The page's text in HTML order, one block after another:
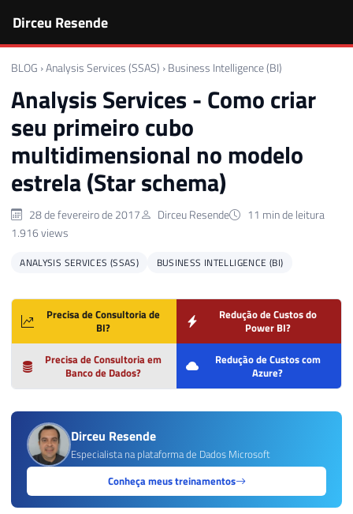
Dirceu Resende
BLOG ›Analysis Services (SSAS) › Business Intelligence (BI)
Analysis Services - Como criar
seu primeiro cubo
multidimensional no modelo
estrela (Star schema)
28 de fevereiro de 2017 Dirceu Resende
11 min de leitura
1.916 views
ANALYSIS SERVICES (SSAS) BUSINESS INTELLIGENCE (BI)
Precisa de Consultoria de
BI?
Redução de Custos do
Power BI?
Precisa de Consultoria em
Banco de Dados?
Redução de Custos com
Azure?
Dirceu Resende
Especialista na plataforma de Dados Microsoft
Conheça meus treinamentos